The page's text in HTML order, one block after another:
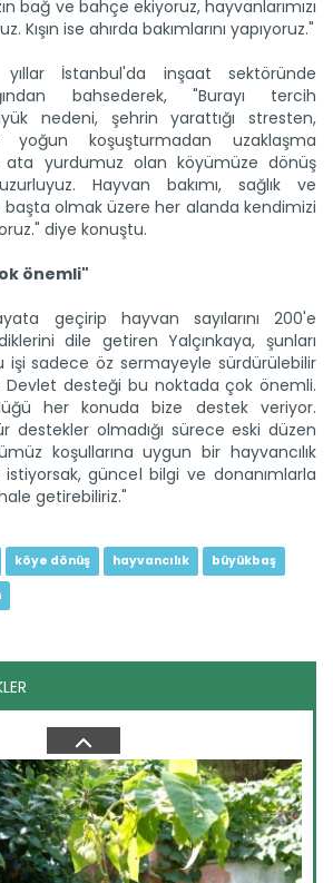
bağ ve bahçe ekiyoruz, hayvanlarımızı
Kışın ise ahırda bakımlarını yapıyoruz."
yıllar İstanbul'da inşaat sektöründe
bahsederek, "Burayı tercih
nedeni, şehrin yarattığı stresten,
koşuşturmadan uzaklaşma
ata yurdumuz olan köyümüze dönüş
Hayvan bakımı, sağlık ve
olmak üzere her alanda kendimizi
diye konuştu.
önemli"
geçirip hayvan sayılarını 200'e
dile getiren Yalçınkaya, şunları
işi sadece öz sermayeyle sürdürülebilir
Devlet desteği bu noktada çok önemli.
her konuda bize destek veriyor.
destekler olmadığı sürece eski düzen
koşullarına uygun bir hayvancılık
güncel bilgi ve donanımlarla
getirebiliriz."
köye dönüş hayvancılık büyükbaş
ile...
Bakanlığının destekleriyle ekimi
güvenilir...
hayata geçirdiği “B-Reçete
sorgun...
kaba yem ihtiyacının